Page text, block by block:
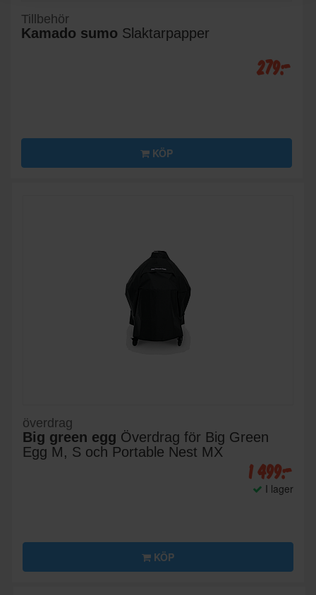
Tillbehör
Kamado sumo Slaktarpapper
279:-
KÖP
överdrag
Big green egg Överdrag för Big Green
Egg M, S och Portable Nest MX
1 499:-
I lager
KÖP